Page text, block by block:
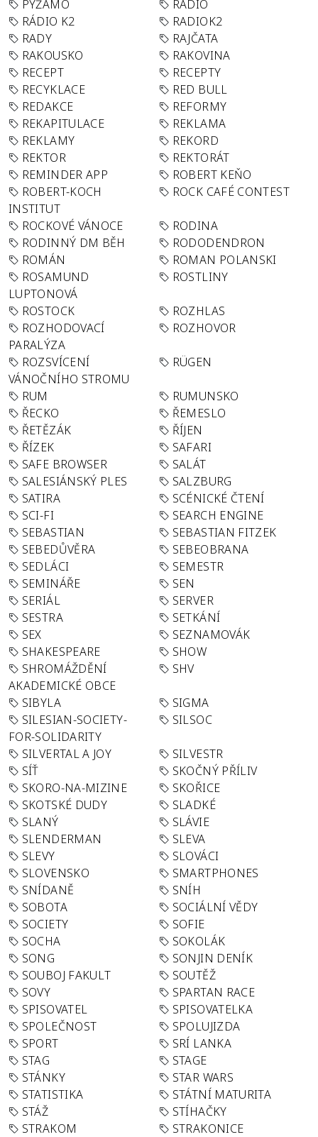
PYŽAMO
RADIO
RÁDIO K2
RADIOK2
RADY
RAJČATA
RAKOUSKO
RAKOVINA
RECEPT
RECEPTY
RECYKLACE
RED BULL
REDAKCE
REFORMY
REKAPITULACE
REKLAMA
REKLAMY
REKORD
REKTOR
REKTORÁT
REMINDER APP
ROBERT KEŇO
ROBERT-KOCH
INSTITUT
ROCK CAFÉ CONTEST
ROCKOVÉ VÁNOCE
RODINA
RODINNÝ DM BĚH
RODODENDRON
ROMÁN
ROMAN POLANSKI
ROSAMUND
LUPTONOVÁ
ROSTLINY
ROSTOCK
ROZHLAS
ROZHODOVACÍ
PARALÝZA
ROZHOVOR
ROZSVÍCENÍ
VÁNOČNÍHO STROMU
RÜGEN
RUM
RUMUNSKO
ŘECKO
ŘEMESLO
ŘETĚZÁK
ŘÍJEN
ŘÍZEK
SAFARI
SAFE BROWSER
SALÁT
SALESIÁNSKÝ PLES
SALZBURG
SATIRA
SCÉNICKÉ ČTENÍ
SCI-FI
SEARCH ENGINE
SEBASTIAN
SEBASTIAN FITZEK
SEBEDŮVĚRA
SEBEOBRANA
SEDLÁCI
SEMESTR
SEMINÁŘE
SEN
SERIÁL
SERVER
SESTRA
SETKÁNÍ
SEX
SEZNAMOVÁK
SHAKESPEARE
SHOW
SHROMÁŽDĚNÍ
AKADEMICKÉ OBCE
SHV
SIBYLA
SIGMA
SILESIAN-SOCIETY-
FOR-SOLIDARITY
SILSOC
SILVERTAL A JOY
SILVESTR
SÍŤ
SKOČNÝ PŘÍLIV
SKORO-NA-MIZINE
SKOŘICE
SKOTSKÉ DUDY
SLADKÉ
SLANÝ
SLÁVIE
SLENDERMAN
SLEVA
SLEVY
SLOVÁCI
SLOVENSKO
SMARTPHONES
SNÍDANĚ
SNÍH
SOBOTA
SOCIÁLNÍ VĚDY
SOCIETY
SOFIE
SOCHA
SOKOLÁK
SONG
SONJIN DENÍK
SOUBOJ FAKULT
SOUTĚŽ
SOVY
SPARTAN RACE
SPISOVATEL
SPISOVATELKA
SPOLEČNOST
SPOLUJIZDA
SPORT
SRÍ LANKA
STAG
STAGE
STÁNKY
STAR WARS
STATISTIKA
STÁTNÍ MATURITA
STÁŽ
STÍHAČKY
STRAKOM
STRAKONICE